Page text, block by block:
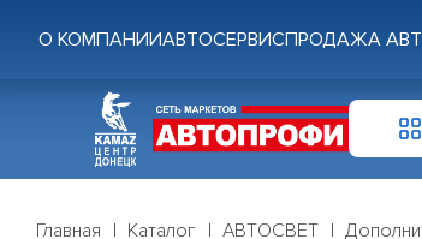
О КОМПАНИИАВТОСЕРВИСПРОДАЖА
Главная Каталог АВТОСВЕТ